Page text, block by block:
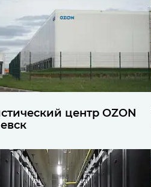
центр OZON